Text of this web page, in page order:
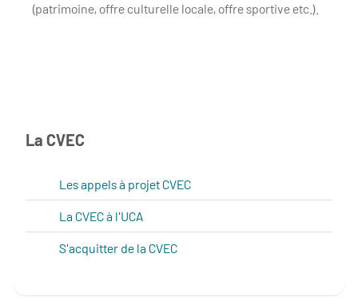
(patrimoine, offre culturelle locale, offre sportive etc.).
La CVEC
Les appels à projet CVEC
La CVEC à l'UCA
S'acquitter de la CVEC